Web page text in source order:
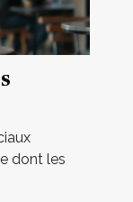
dont les